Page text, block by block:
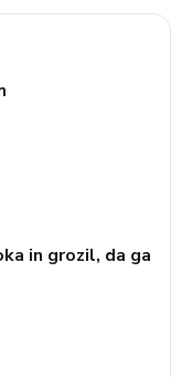
in grozil, da ga